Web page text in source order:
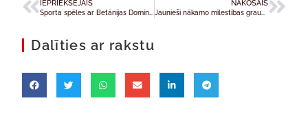
IEPRIEKŠĒJAIS NĀKOŠAIS
Jaunieši nākamo mīlestības graudu vēlas sēt cietumā
Dalīties ar rakstu